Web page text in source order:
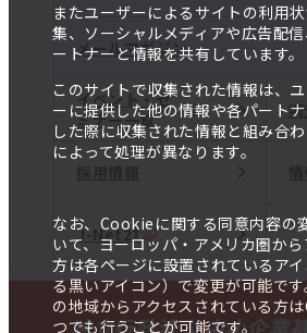
またユーザーによるサイトの利用
集、ソーシャルメディアや広告配
ートナーと情報を共有しています。
このサイトで収集された情報は、
ーに提供した他の情報や各パート
した際に収集された情報と組み合
によって処理が異なります。
なお、Cookieに関する同意内容の
いて、ヨーロッパ・アメリカ圏か
方は各ページに設置されているア
る黒いアイコン）で変更が可能で
の地域からアクセスされている方
つでも行うことが可能です。
メールマガジン
イベント・セ
ミナー一覧
J-Net21